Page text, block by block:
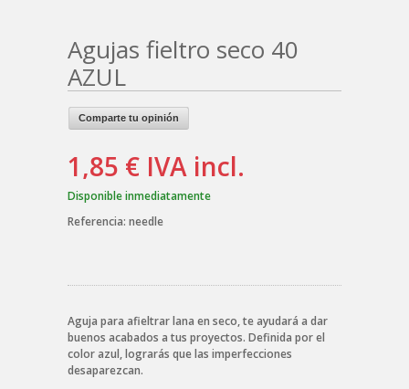
Agujas fieltro seco 40
AZUL
Comparte tu opinión
1,85 € IVA incl.
Disponible inmediatamente
Referencia: needle
Aguja para afieltrar lana en seco, te ayudará a dar
buenos acabados a tus proyectos. Definida por el
color azul, lograrás que las imperfecciones
desaparezcan.